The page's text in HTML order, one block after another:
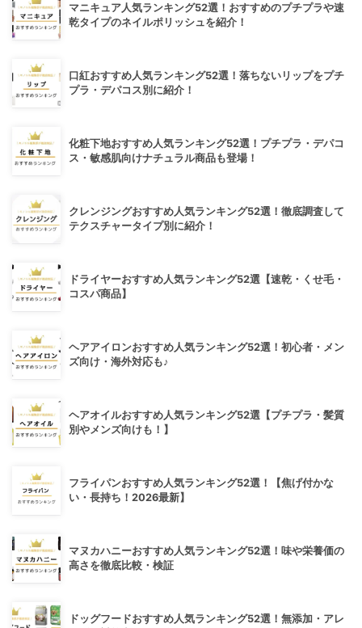
マニキュア人気ランキング52選！おすすめのプチプラや速
乾タイプのネイルポリッシュを紹介！
口紅おすすめ人気ランキング52選！落ちないリップをプチ
プラ・デパコス別に紹介！
化粧下地おすすめ人気ランキング52選！プチプラ・デパコ
ス・敏感肌向けナチュラル商品も登場！
クレンジングおすすめ人気ランキング52選！徹底調査して
テクスチャータイプ別に紹介！
ドライヤーおすすめ人気ランキング52選【速乾・くせ毛・
コスパ商品】
ヘアアイロンおすすめ人気ランキング52選！初心者・メン
ズ向け・海外対応も♪
ヘアオイルおすすめ人気ランキング52選【プチプラ・髪質
別やメンズ向けも！】
フライパンおすすめ人気ランキング52選！【焦げ付かな
い・長持ち！2026最新】
マヌカハニーおすすめ人気ランキング52選！味や栄養価の
高さを徹底比較・検証
ドッグフードおすすめ人気ランキング52選！無添加・アレ